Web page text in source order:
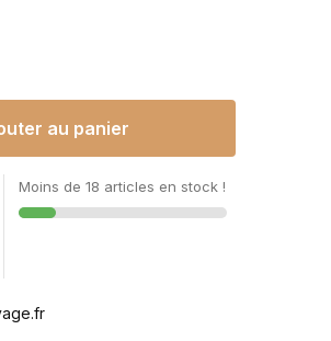
au panier
Moins de 18 articles en stock !